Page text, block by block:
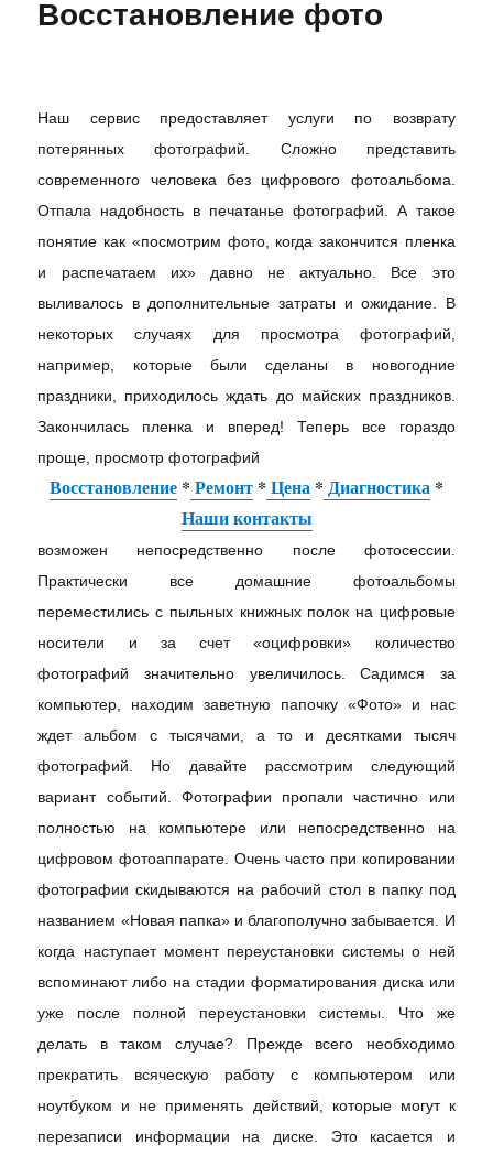
Восстановление фото
Наш сервис предоставляет услуги по возврату
потерянных фотографий. Сложно представить
современного человека без цифрового фотоальбома.
Отпала надобность в печатанье фотографий. А такое
понятие как «посмотрим фото, когда закончится пленка
и распечатаем их» давно не актуально. Все это
выливалось в дополнительные затраты и ожидание. В
некоторых случаях для просмотра фотографий,
например, которые были сделаны в новогодние
праздники, приходилось ждать до майских праздников.
Закончилась пленка и вперед! Теперь все гораздо
проще, просмотр фотографий
Восстановление * Ремонт * Цена * Диагностика *
Наши контакты
возможен непосредственно после фотосессии.
Практически все домашние фотоальбомы
переместились с пыльных книжных полок на цифровые
носители и за счет «оцифровки» количество
фотографий значительно увеличилось. Садимся за
компьютер, находим заветную папочку «Фото» и нас
ждет альбом с тысячами, а то и десятками тысяч
фотографий. Но давайте рассмотрим следующий
вариант событий. Фотографии пропали частично или
полностью на компьютере или непосредственно на
цифровом фотоаппарате. Очень часто при копировании
фотографии скидываются на рабочий стол в папку под
названием «Новая папка» и благополучно забывается. И
когда наступает момент переустановки системы о ней
вспоминают либо на стадии форматирования диска или
уже после полной переустановки системы. Что же
делать в таком случае? Прежде всего необходимо
прекратить всяческую работу с компьютером или
ноутбуком и не применять действий, которые могут к
перезаписи информации на диске. Это касается и